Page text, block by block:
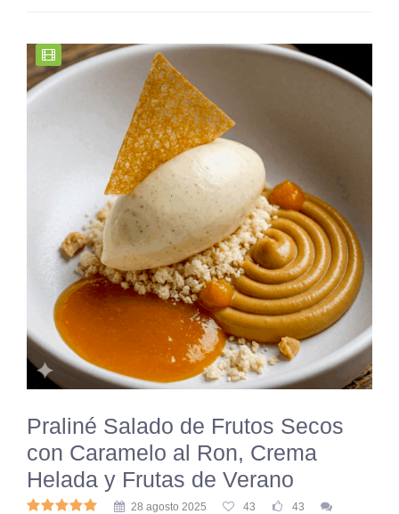
Praliné Salado de Frutos Secos
con Caramelo al Ron, Crema
Helada y Frutas de Verano
28 agosto 2025 43
43